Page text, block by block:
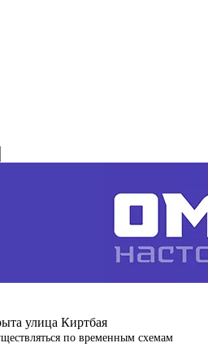
улица Киртбая
по временным схемам